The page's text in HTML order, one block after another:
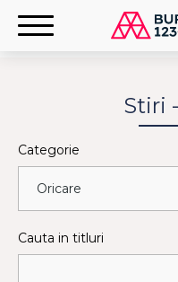
Stiri
Categorie
Cauta in titluri